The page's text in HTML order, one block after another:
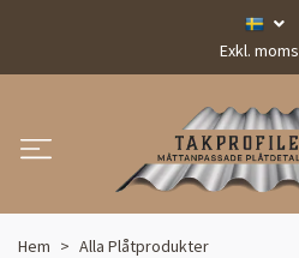
Exkl. moms
Hem
Alla Plåtprodukter